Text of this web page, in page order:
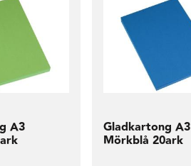
A3 Gladkartong A3
Mörkblå 20ark